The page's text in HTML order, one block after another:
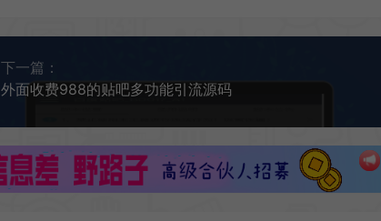
下一篇：
外面收费988的贴吧多功能引流源码